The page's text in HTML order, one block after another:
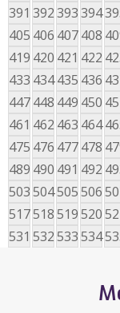
391 392393394
405 406 407408
419 420 421 422
433 434435 436
447448 449 450
461 462 463 464
475 476 477478
489 490 491 492
503504505506
517518519520
531 532533534